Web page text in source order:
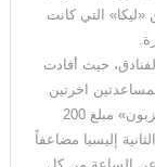
التي كانت
حيث أفادت
اخرتين
تواصلت معهما عبر الانترنت، وكانت تتقاضى من «الزبون» مبلغ 200
إليسيا مضاعفاً